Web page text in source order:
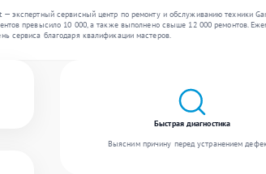
— экспертный сервисный центр по ремонту и обслуживанию техники
превысило 10 000, а также выполнено свыше 12 000 ремонтов.
сервиса благодаря квалификации мастеров.
Быстрая диагностика
Выясним причину перед устранением